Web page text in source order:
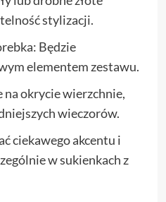
stylizacji.
Będzie
elementem zestawu.
na okrycie wierzchnie,
wieczorów.
ciekawego akcentu i
w sukienkach z